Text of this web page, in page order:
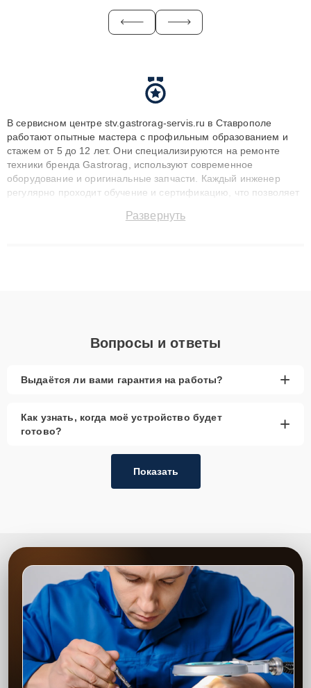
В сервисном центре stv.gastrorag-servis.ru в Ставрополе
работают опытные мастера с профильным образованием и
стажем от 5 до 12 лет. Они специализируются на ремонте
техники бренда Gastrorag, используют современное
оборудование и оригинальные запчасти. Каждый инженер
регулярно проходит обучение и сертификацию, что позволяет
технику с сохранением гарантии до 3 лет. Наши мастера
Развернуть
Вопросы и ответы
Выдаётся ли вами гарантия на работы? +
Как узнать, когда моё устройство будет
готово?
+
Показать